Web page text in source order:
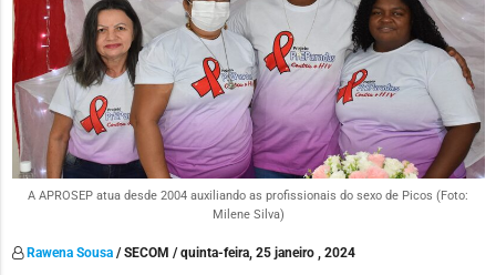
A APROSEP atua desde 2004 auxiliando as profissionais do sexo de Picos (Foto:
Milene Silva)
Rawena Sousa/ SECOM / quinta-feira, 25 janeiro , 2024